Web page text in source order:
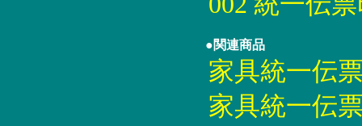
●関連商品
家具統一伝
家具統一伝